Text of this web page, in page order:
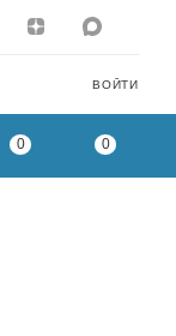
ВОЙТИ
0 0